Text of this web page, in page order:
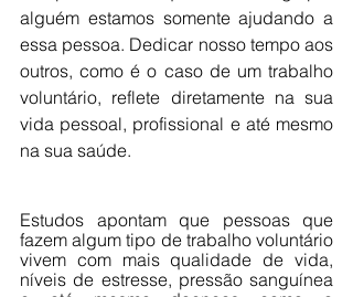
alguém estamos somente ajudando a
essa pessoa. Dedicar nosso tempo aos
outros, como é o caso de um trabalho
voluntário, reflete diretamente na sua
vida pessoal, profissional e até mesmo
na sua saúde.
Estudos apontam que pessoas que
fazem algum tipo de trabalho voluntário
vivem com mais qualidade de vida,
níveis de estresse, pressão sanguínea